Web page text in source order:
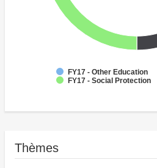
FY17 - Other Education
FY17 - Social Protection
Thèmes